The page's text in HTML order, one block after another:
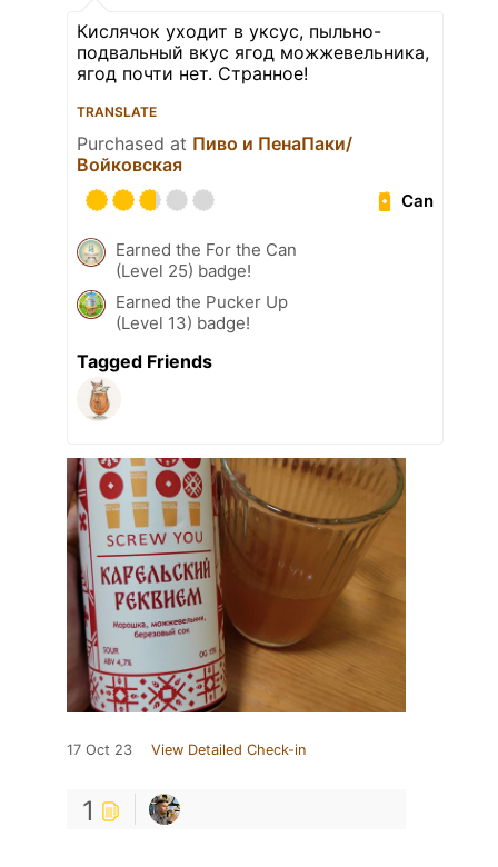
Кислячок уходит в уксус, пыльно-
подвальный вкус ягод можжевельника,
ягод почти нет. Странное!
TRANSLATE
Purchased at Пиво и ПенаПаки/
Войковская
Can
Earned the For the Can
(Level 25) badge!
Earned the Pucker Up
(Level 13) badge!
Tagged Friends
17 Oct 23 View Detailed Check-in
1